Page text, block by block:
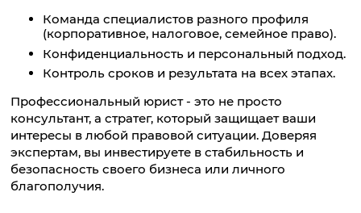
Команда специалистов разного профиля
(корпоративное, налоговое, семейное право).
Конфиденциальность и персональный подход.
Контроль сроков и результата на всех этапах.
Профессиональный юрист - это не просто
консультант, а стратег, который защищает ваши
интересы в любой правовой ситуации. Доверяя
экспертам, вы инвестируете в стабильность и
безопасность своего бизнеса или личного
благополучия.